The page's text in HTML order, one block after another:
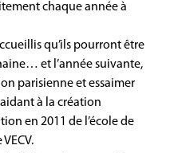
chaque année à
qu’ils pourront être
et l’année suivante,
parisienne et essaimer
à la création
en 2011 de l’école de